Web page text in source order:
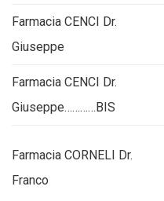
Farmacia CENCI Dr.
Giuseppe
Farmacia CENCI Dr.
Giuseppe…………BIS
Farmacia CORNELI Dr.
Franco